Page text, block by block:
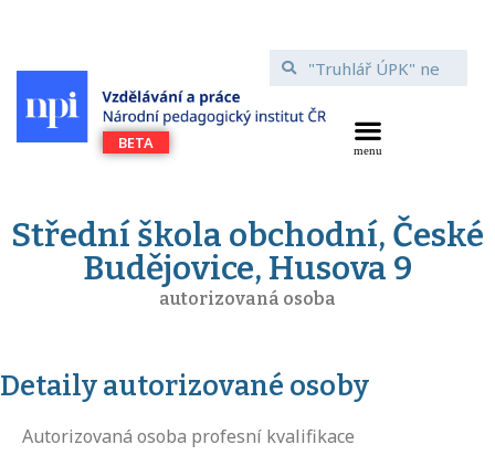
Střední škola obchodní, České
Budějovice, Husova 9
autorizovaná osoba
Detaily autorizované osoby
Autorizovaná osoba profesní kvalifikace